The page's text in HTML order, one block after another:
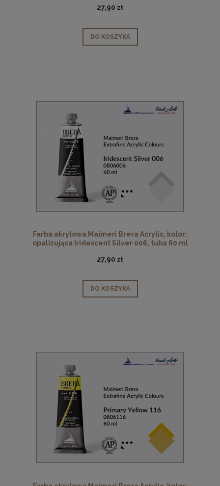
27,90 zł
DO KOSZYKA
Farba akrylowa Maimeri Brera Acrylic, kolor:
opalizująca Iridescent Silver 006, tuba 60 ml
27,90 zł
DO KOSZYKA